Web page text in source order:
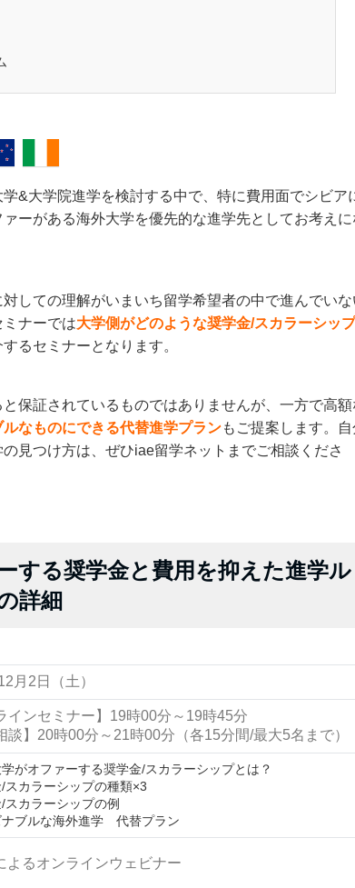
&大学院進学を検討する中で、特に費用面でシビア
ーがある海外大学を優先的な進学先としてお考えに
しての理解がいまいち留学希望者の中で進んでいな
ナーでは大学側がどのような奨学金/スカラーシップ
るセミナーとなります。
保証されているものではありませんが、一方で高額
なものにできる代替進学プランもご提案します。自
見つけ方は、ぜひiae留学ネットまでご相談くださ
する奨学金と費用を抑えた進学ル
詳細
月2日（土）
インセミナー】19時00分～19時45分
談】20時00分～21時00分（各15分間/最大5名まで）
がオファーする奨学金/スカラーシップとは？
スカラーシップの種類×3
スカラーシップの例
ナブルな海外進学 代替プラン
よるオンラインウェビナー